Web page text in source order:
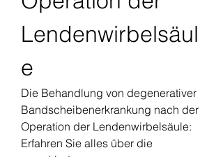
Lendenwirbelsäul
e
Die Behandlung von degenerativer
Bandscheibenerkrankung nach der
Operation der Lendenwirbelsäule:
Erfahren Sie alles über die